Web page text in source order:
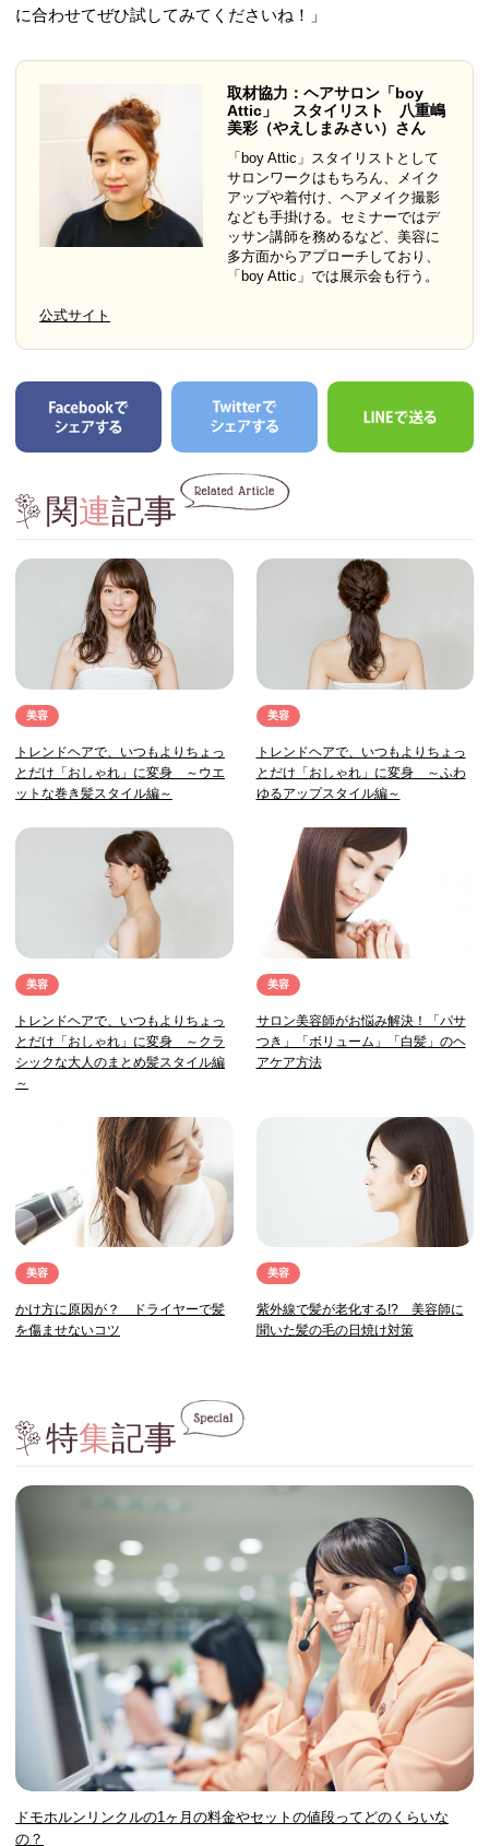
に合わせてぜひ試してみてくださいね！」
取材協力：ヘアサロン「boy
Attic」 スタイリスト 八重嶋
美彩（やえしまみさい）さん
「boy Attic」スタイリストとして
サロンワークはもちろん、メイク
アップや着付け、ヘアメイク撮影
なども手掛ける。セミナーではデ
ッサン講師を務めるなど、美容に
多方面からアプローチしており、
「boy Attic」では展示会も行う。
公式サイト
関連記事
美容
トレンドヘアで、いつもよりちょっ
とだけ「おしゃれ」に変身 ～ウエ
ットな巻き髪スタイル編～
美容
トレンドヘアで、いつもよりちょっ
とだけ「おしゃれ」に変身 ～ふわ
ゆるアップスタイル編～
美容
トレンドヘアで、いつもよりちょっ
とだけ「おしゃれ」に変身 ～クラ
シックな大人のまとめ髪スタイル編
～
美容
サロン美容師がお悩み解決！「パサ
つき」「ボリューム」「白髪」のヘ
アケア方法
美容
かけ方に原因が？ ドライヤーで髪
を傷ませないコツ
美容
紫外線で髪が老化する!? 美容師に
聞いた髪の毛の日焼け対策
特集記事
ドモホルンリンクルの1ヶ月の料金やセットの値段ってどのくらいな
の？